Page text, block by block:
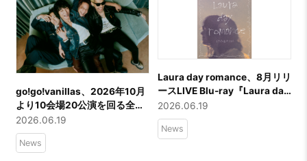
go!go!vanillas、2026年10月
より10会場20公演を回る全国
ツアー『go!go!vanillas
presents「ぼくらのタイマン
上等ツアー」』対バンアーテ
2026.06.19
News
Laura day romance、8月リリ
ースLIVE Blu-ray『Laura day
romance hall tour 2026
“Fixing a hall” at LINE CUBE
SHIBUYA』のアートワークを
2026.06.19
News